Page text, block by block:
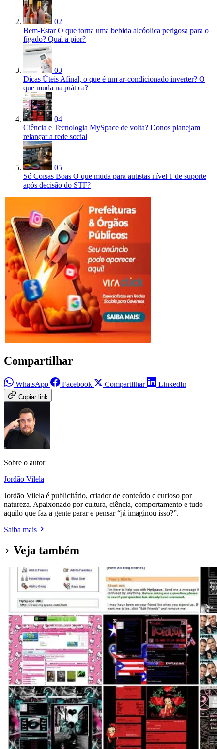
02
Bem-Estar O que torna uma bebida alcóolica perigosa para o
fígado? Qual a pior?
03
Dicas Úteis Afinal, o que é um ar-condicionado inverter? O
que muda na prática?
04
Ciência e Tecnologia MySpace de volta? Donos planejam
relançar a rede social
05
Só Coisas Boas O que muda para autistas nível 1 de suporte
após decisão do STF?
Compartilhar
WhatsApp Facebook Compartilhar LinkedIn
Copiar link
Sobre o autor
Jordão Vilela
Jordão Vilela é publicitário, criador de conteúdo e curioso por
natureza. Apaixonado por cultura, ciência, comportamento e tudo
aquilo que faz a gente parar e pensar “já imaginou isso?”.
Saiba mais
Veja também